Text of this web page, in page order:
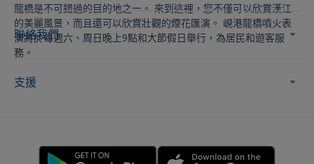
龍橋是不可錯過的目的地之一。 來到這裡，您不僅可以欣賞漢江
的美麗風景，而且還可以欣賞壯觀的煙花匯演。 峴港龍橋噴火表
演將於每週六、周日晚上9點和大節假日舉行，為居民和遊客服
務。
聯絡我們
支援